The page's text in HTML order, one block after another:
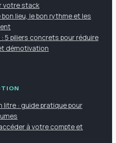
votre stack
lieu, le bon rythme et les
5 piliers concrets pour réduire
démotivation
litre : guide pratique pour
à votre compte et